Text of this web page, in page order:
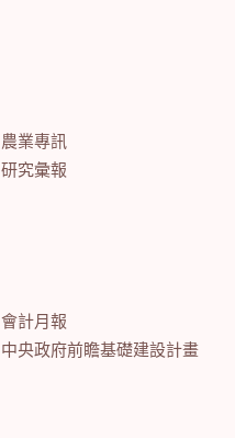
農業專訊
研究彙報
會計月報
中央政府前瞻基礎建設計畫特別預算會計月報